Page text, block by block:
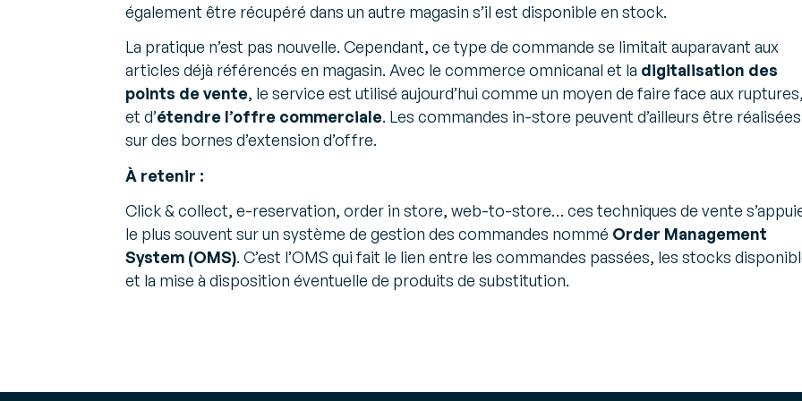
électronique
Faites confiance à l’une
des premières
Plateforme Agréée
opérations en entrepôt
Gestion du transport
Faites les meilleurs
choix d’affrètement et
de chargement
approvisionnements
Gérez vos
approvisionnements
de manière
collaborative
rentable et durable !
Animation du
parcours d’achat
Animez la relation client
en temps réel et
Réalisez en temps réel
toutes les opérations
de mouvement de
stocks et mettez en
A2A dernière
génération
Parcourez nos dernières annonces
Avis d'experts
Perspectives et recommandations d’experts
sur les défis et solutions du secteur
également être récupéré dans un autre magasin s’il est disponible en stock.
La pratique n’est pas nouvelle. Cependant, ce type de commande se limitait auparavant aux
articles déjà référencés en magasin. Avec le commerce omnicanal et la digitalisation des
points de vente, le service est utilisé aujourd’hui comme un moyen de faire face aux ruptures,
et d’étendre l’offre commerciale. Les commandes in-store peuvent d’ailleurs être réalisées
sur des bornes d’extension d’offre.
À retenir :
Click & collect, e-reservation, order in store, web-to-store… ces techniques de vente
le plus souvent sur un système de gestion des commandes nommé Order Management
System (OMS). C’est l’OMS qui fait le lien entre les commandes passées, les stocks
et la mise à disposition éventuelle de produits de substitution.